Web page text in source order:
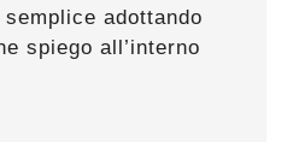
adottando
spiego all’interno